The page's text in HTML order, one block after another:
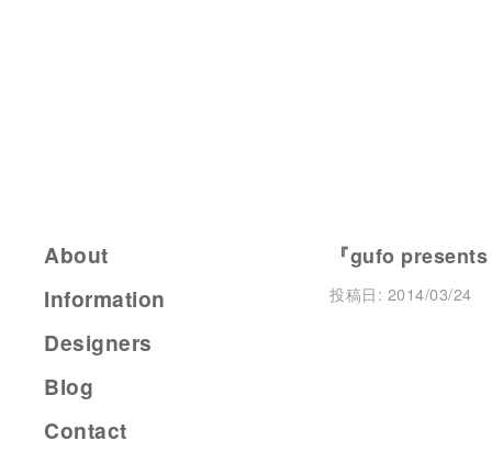
『gufo
投稿日: 2014/03/24
About
Information
Designers
Blog
Contact